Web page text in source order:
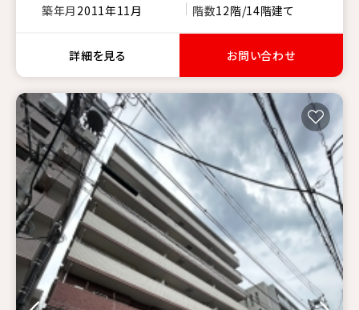
築年月 2011年11月 階数12階/14階建て
詳細を見る お問い合わせ